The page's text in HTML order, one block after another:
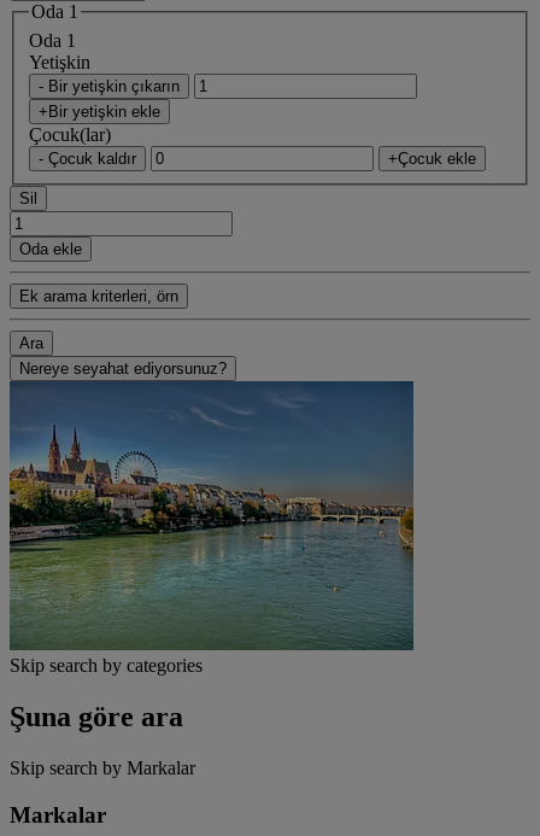
Oda 1
Oda 1
Yetişkin
- Bir yetişkin çıkarın
+Bir yetişkin ekle
Çocuk(lar)
- Çocuk kaldır +Çocuk ekle
Sil
Oda ekle
Ek arama kriterleri, örn
Ara
Nereye seyahat ediyorsunuz?
Skip search by categories
Şuna göre ara
Skip search by Markalar
Markalar